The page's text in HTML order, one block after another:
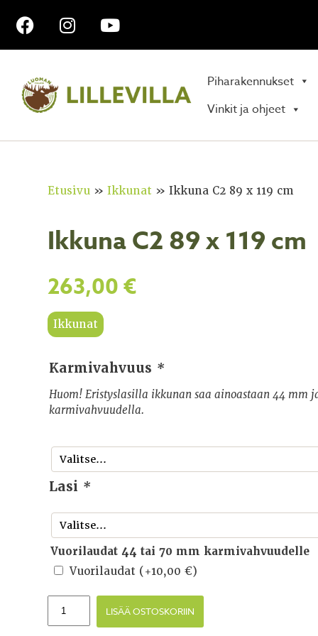
Piharakennukset
Vinkit ja ohjeet
Etusivu »Ikkunat »Ikkuna C2 89 x 119 cm
Ikkuna C2 89 x 119 cm
263,00€
Ikkunat
Karmivahvuus *
Huom! Eristyslasilla ikkunan saa ainoastaan 44 mm
karmivahvuudella.
Lasi *
Vuorilaudat 44 tai 70 mm karmivahvuudelle
Vuorilaudat (+10,00€)
LISÄÄ OSTOSKORIIN